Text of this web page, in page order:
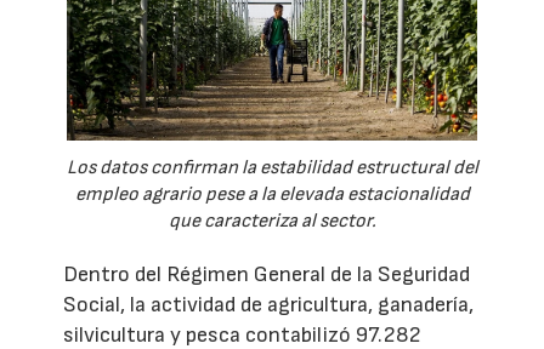
Los datos confirman la estabilidad estructural del
empleo agrario pese a la elevada estacionalidad
que caracteriza al sector.
Dentro del Régimen General de la Seguridad
Social, la actividad de agricultura, ganadería,
silvicultura y pesca contabilizó 97.282